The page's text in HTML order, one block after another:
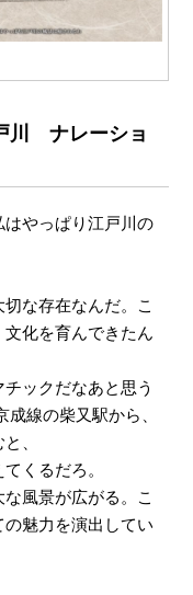
川 ナレーショ
やっぱり江戸川の
な存在なんだ。こ
化を育んできたん
ックだなあと思う
線の柴又駅から、
、
くるだろ。
風景が広がる。こ
魅力を演出してい